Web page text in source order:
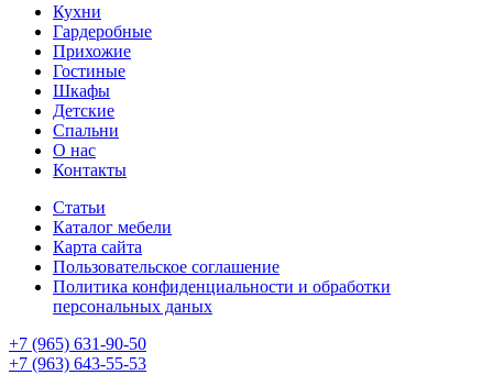
Кухни
Гардеробные
Прихожие
Гостиные
Шкафы
Детские
Спальни
О нас
Контакты
Статьи
Каталог мебели
Карта сайта
Пользовательское соглашение
Политика конфиденциальности и обработки
персональных даных
+7 (965) 631-90-50
+7 (963) 643-55-53